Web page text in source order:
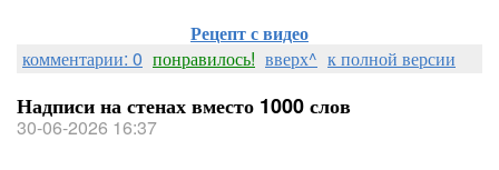
Рецепт с видео
комментарии: 0 понравилось! вверх^ к полной версии
Надписи на стенах вместо 1000 слов
30-06-2026 16:37